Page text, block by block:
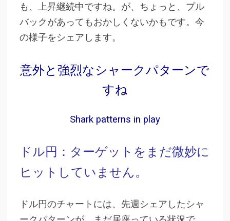
も、上昇継続中ですね。が、ちょっと、プル
バックがあってもおかしくないかもです。今
の様子をシェアします。
意外と強烈なシャークパターンで
すね
Shark patterns in play
ドル円：ターゲットをまだ微妙に
ヒットしていません。
ドル円のチャートには、先週シェアしたシャ